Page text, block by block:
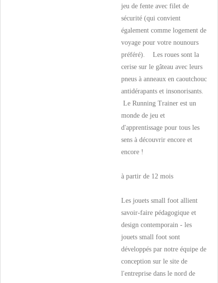
jeu de fente avec filet de
sécurité (qui convient
également comme logement de
voyage pour votre nounours
préféré). Les roues sont la
cerise sur le gâteau avec leurs
pneus à anneaux en caoutchouc
antidérapants et insonorisants.
Le Running Trainer est un
monde de jeu et
d'apprentissage pour tous les
sens à découvrir encore et
encore !
à partir de 12 mois
Les jouets small foot allient
savoir-faire pédagogique et
design contemporain - les
jouets small foot sont
développés par notre équipe de
conception sur le site de
l'entreprise dans le nord de